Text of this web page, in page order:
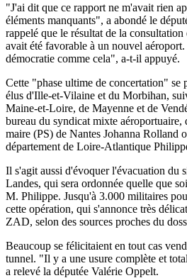
"J'ai dit que ce rapport ne m'avait rien
éléments manquants", a abondé le
rappelé que le résultat de la
avait été favorable à un nouvel
démocratie comme cela", a-t-il appuyé.
Cette "phase ultime de concertation" se
élus d'Ille-et-Vilaine et du Morbihan,
Maine-et-Loire, de Mayenne et de
bureau du syndicat mixte aéroportuaire,
maire (PS) de Nantes Johanna Rolland
département de Loire-Atlantique
Il s'agit aussi d'évoquer l'évacuation du
Landes, qui sera ordonnée quelle que
M. Philippe. Jusqu'à 3.000 militaires
cette opération, qui s'annonce très
ZAD, selon des sources proches du
Beaucoup se félicitaient en tout cas
tunnel. "Il y a une usure complète et
a relevé la députée Valérie Oppelt.